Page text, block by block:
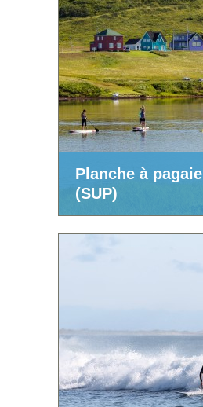
Planche à pagaie
(SUP)